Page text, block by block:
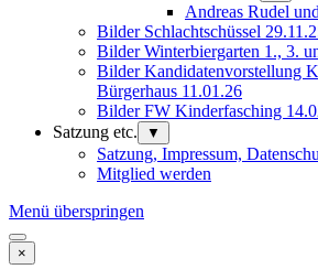
Andreas Rudel
Bilder Schlachtschüssel
Bilder Winterbiergarten 1., 3.
Bilder Kandidatenvorstellung
Bürgerhaus 11.01.26
Bilder FW Kinderfasching
Satzung etc.
▼
Satzung, Impressum,
Mitglied werden
Menü überspringen
×